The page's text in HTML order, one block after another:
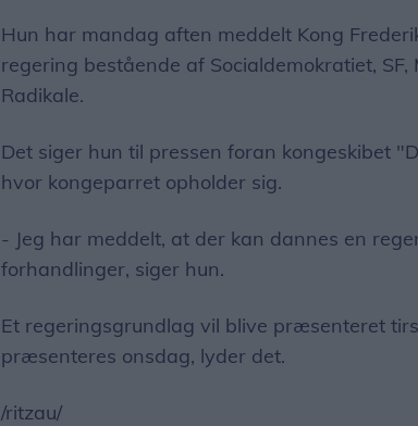
Hun har mandag aften meddelt Kong
regering bestående af Socialdemokratiet, SF,
Radikale.
Det siger hun til pressen foran kongeskibet
hvor kongeparret opholder sig.
- Jeg har meddelt, at der kan dannes en
forhandlinger, siger hun.
Et regeringsgrundlag vil blive præsenteret
præsenteres onsdag, lyder det.
/ritzau/